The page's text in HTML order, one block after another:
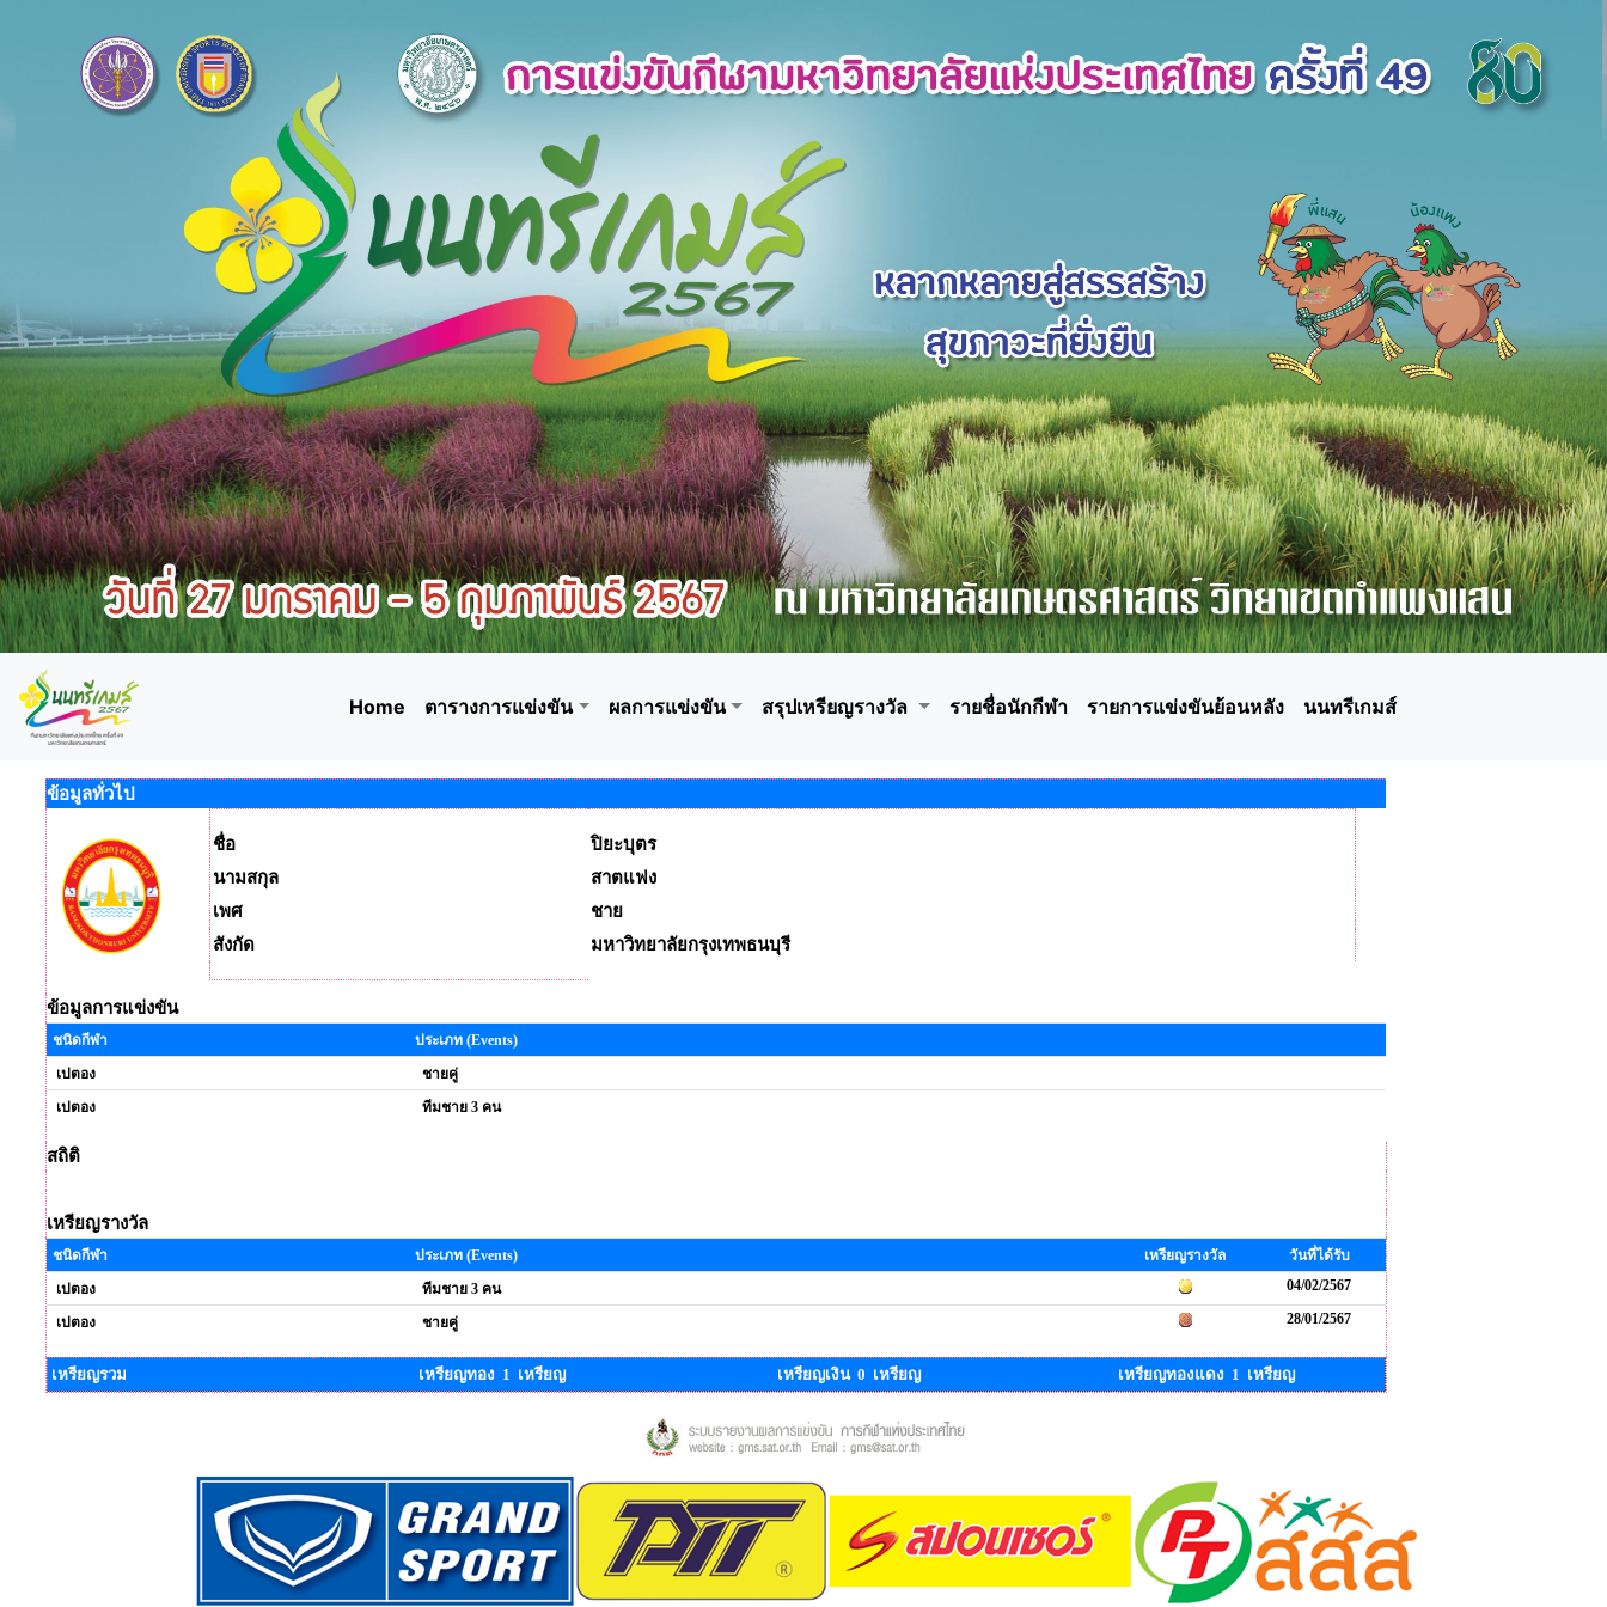
Home ตารางการแข่งขัน ผลการแข่งขัน สรุปเหรียญรางวัล รายชื่อนักกีฬา รายการแข่งขันย้อนหลัง นนทรีเกมส์
ข้อมูลทั่วไป
ชื่อ
ปิยะบุตร
นามสกุล
สาตแฟง
เพศ
ชาย
สังกัด
มหาวิทยาลัยกรุงเทพธนบุรี
ข้อมูลการแข่งขัน
ชนิดกีฬา
ประเภท (Events)
เปตอง
ชายคู่
เปตอง
ทีมชาย 3 คน
สถิติ
เหรียญรางวัล
ชนิดกีฬา ประเภท (Events) เหรียญรางวัล
วันที่ได้รับ
เปตอง
ทีมชาย 3 คน 04/02/2567
เปตอง ชายคู่ 28/01/2567
เหรียญรวม เหรียญทอง 1 เหรียญ เหรียญเงิน 0 เหรียญ เหรียญทองแดง 1 เหรียญ